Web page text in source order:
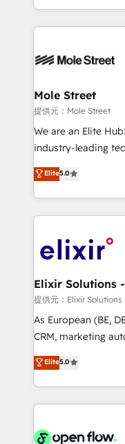
Technical
Integrations;
workflows;
Healthcare: HIPAA
workflows 💼
workflows; audit-
intake; pipeline
revenue
portfolio and
HIPAA-aware;
implementations where
built to scale.
Mole Street
提供元：Mole Street
We are an Elite
industry-leading
consultancy. Our
market B2B
approach to
applications of our
Design, Migrations +
greatness, which
absolute clarity,
strategy, executed
results. The culture
Mindedness, and Clarity. We are driven to
collective good of
things are happening.
Elite5.0
提供元：Elixir Solutions
As European (BE,
CRM, marketing
integration
and enterprise customers. We ensure
service and
most effective
integrated buyers
Elite5.0